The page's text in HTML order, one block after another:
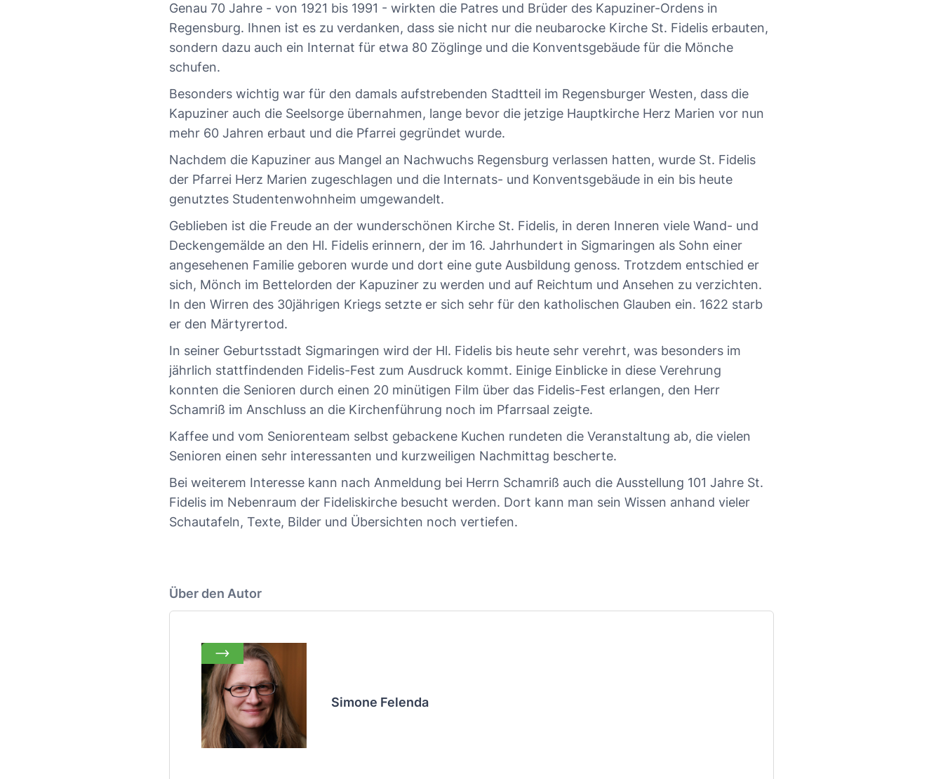
Genau 70 Jahre - von 1921 bis 1991 - wirkten die Patres und Brüder des Kapuziner-Ordens in
Regensburg. Ihnen ist es zu verdanken, dass sie nicht nur die neubarocke Kirche St. Fidelis erbauten,
sondern dazu auch ein Internat für etwa 80 Zöglinge und die Konventsgebäude für die Mönche
schufen.
Besonders wichtig war für den damals aufstrebenden Stadtteil im Regensburger Westen, dass die
Kapuziner auch die Seelsorge übernahmen, lange bevor die jetzige Hauptkirche Herz Marien vor nun
mehr 60 Jahren erbaut und die Pfarrei gegründet wurde.
Nachdem die Kapuziner aus Mangel an Nachwuchs Regensburg verlassen hatten, wurde St. Fidelis
der Pfarrei Herz Marien zugeschlagen und die Internats- und Konventsgebäude in ein bis heute
genutztes Studentenwohnheim umgewandelt.
Geblieben ist die Freude an der wunderschönen Kirche St. Fidelis, in deren Inneren viele Wand- und
Deckengemälde an den Hl. Fidelis erinnern, der im 16. Jahrhundert in Sigmaringen als Sohn einer
angesehenen Familie geboren wurde und dort eine gute Ausbildung genoss. Trotzdem entschied er
sich, Mönch im Bettelorden der Kapuziner zu werden und auf Reichtum und Ansehen zu verzichten.
In den Wirren des 30jährigen Kriegs setzte er sich sehr für den katholischen Glauben ein. 1622 starb
er den Märtyrertod.
In seiner Geburtsstadt Sigmaringen wird der Hl. Fidelis bis heute sehr verehrt, was besonders im
jährlich stattfindenden Fidelis-Fest zum Ausdruck kommt. Einige Einblicke in diese Verehrung
konnten die Senioren durch einen 20 minütigen Film über das Fidelis-Fest erlangen, den Herr
Schamriß im Anschluss an die Kirchenführung noch im Pfarrsaal zeigte.
Kaffee und vom Seniorenteam selbst gebackene Kuchen rundeten die Veranstaltung ab, die vielen
Senioren einen sehr interessanten und kurzweiligen Nachmittag bescherte.
Bei weiterem Interesse kann nach Anmeldung bei Herrn Schamriß auch die Ausstellung 101 Jahre St.
Fidelis im Nebenraum der Fideliskirche besucht werden. Dort kann man sein Wissen anhand vieler
Schautafeln, Texte, Bilder und Übersichten noch vertiefen.
Über den Autor
Simone Felenda